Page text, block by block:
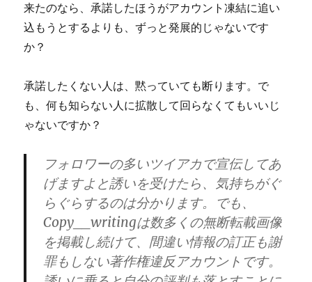
来たのなら、承諾したほうがアカウント凍結に追い
込もうとするよりも、ずっと発展的じゃないです
か？
承諾したくない人は、黙っていても断ります。で
も、何も知らない人に拡散して回らなくてもいいじ
ゃないですか？
フォロワーの多いツイアカで宣伝してあ
げますよと誘いを受けたら、気持ちがぐ
らぐらするのは分かります。でも、
Copy__writingは数多くの無断転載画像
を掲載し続けて、間違い情報の訂正も謝
罪もしない著作権違反アカウントです。